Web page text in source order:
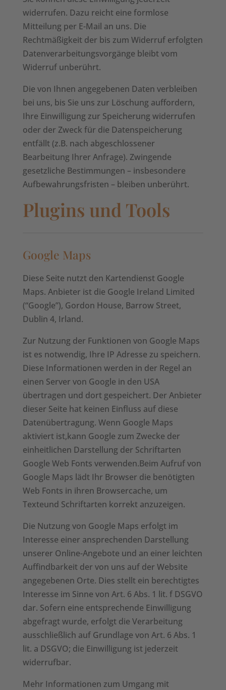
widerrufen. Dazu reicht eine formlose
Mitteilung per E-Mail an uns. Die
Rechtmäßigkeit der bis zum Widerruf erfolgten
Datenverarbeitungsvorgänge bleibt vom
Widerruf unberührt.
Die von Ihnen angegebenen Daten verbleiben
bei uns, bis Sie uns zur Löschung auffordern,
Ihre Einwilligung zur Speicherung widerrufen
oder der Zweck für die Datenspeicherung
entfällt (z.B. nach abgeschlossener
Bearbeitung Ihrer Anfrage). Zwingende
gesetzliche Bestimmungen – insbesondere
Aufbewahrungsfristen – bleiben unberührt.
Plugins und Tools
Google Maps
Diese Seite nutzt den Kartendienst Google
Maps. Anbieter ist die Google Ireland Limited
(“Google”), Gordon House, Barrow Street,
Dublin 4, Irland.
Zur Nutzung der Funktionen von Google Maps
ist es notwendig, Ihre IP Adresse zu speichern.
Diese Informationen werden in der Regel an
einen Server von Google in den USA
übertragen und dort gespeichert. Der Anbieter
dieser Seite hat keinen Einfluss auf diese
Datenübertragung. Wenn Google Maps
aktiviert ist,kann Google zum Zwecke der
einheitlichen Darstellung der Schriftarten
Google Web Fonts verwenden.Beim Aufruf von
Google Maps lädt Ihr Browser die benötigten
Web Fonts in ihren Browsercache, um
Texteund Schriftarten korrekt anzuzeigen.
Die Nutzung von Google Maps erfolgt im
Interesse einer ansprechenden Darstellung
unserer Online-Angebote und an einer leichten
Auffindbarkeit der von uns auf der Website
angegebenen Orte. Dies stellt ein berechtigtes
Interesse im Sinne von Art. 6 Abs. 1 lit. f DSGVO
dar. Sofern eine entsprechende Einwilligung
abgefragt wurde, erfolgt die Verarbeitung
ausschließlich auf Grundlage von Art. 6 Abs. 1
lit. a DSGVO; die Einwilligung ist jederzeit
widerrufbar.
Mehr Informationen zum Umgang mit